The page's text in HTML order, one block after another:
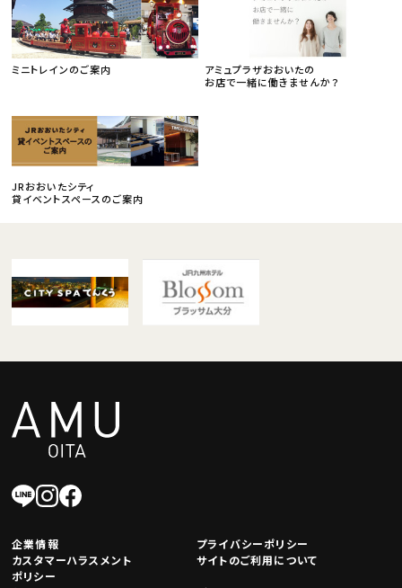
ミニトレインのご案内
アミュプラザおおいたの
お店で一緒に働きませんか？
JRおおいたシティ
貸イベントスペースのご案内
企業情報
プライバシーポリシー
カスタマーハラスメント
ポリシー
サイトのご利用について